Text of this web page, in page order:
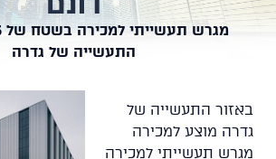
התעשייה של גדרה
באזור התעשייה של
גדרה מוצע למכירה
מגרש תעשייתי למכירה